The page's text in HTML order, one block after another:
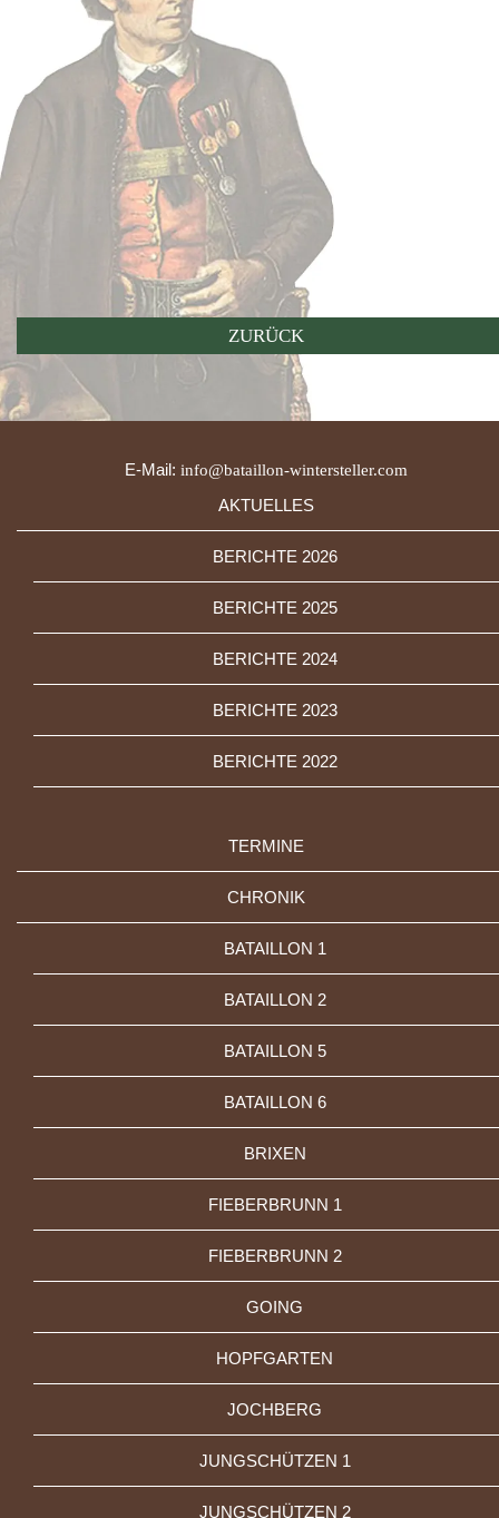
ZURÜCK
E-Mail: info@bataillon-wintersteller.com
AKTUELLES
BERICHTE 2026
BERICHTE 2025
BERICHTE 2024
BERICHTE 2023
BERICHTE 2022
TERMINE
CHRONIK
BATAILLON 1
BATAILLON 2
BATAILLON 5
BATAILLON 6
BRIXEN
FIEBERBRUNN 1
FIEBERBRUNN 2
GOING
HOPFGARTEN
JOCHBERG
JUNGSCHÜTZEN 1
JUNGSCHÜTZEN 2